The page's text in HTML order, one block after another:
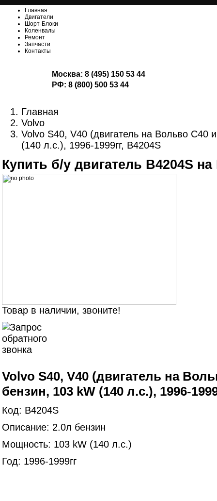
Главная
Двигатели
Шорт-Блоки
Коленвалы
Ремонт
Запчасти
Контакты
Москва: 8 (495) 150 53 44
РФ: 8 (800) 500 53 44
Главная
Volvo
Volvo S40, V40 (двигатель на Вольво С40
(140 л.с.), 1996-1999гг, B4204S
Купить б/у двигатель B4204S
Товар в наличии, звоните!
Volvo S40, V40 (двигатель на
бензин, 103 kW (140 л.с.), 1996-
Код: B4204S
Описание: 2.0л бензин
Мощность: 103 kW (140 л.с.)
Год: 1996-1999гг